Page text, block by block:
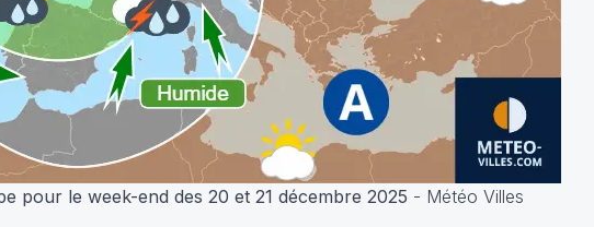
pour le week-end des 20 et 21 décembre 2025 - Météo Villes